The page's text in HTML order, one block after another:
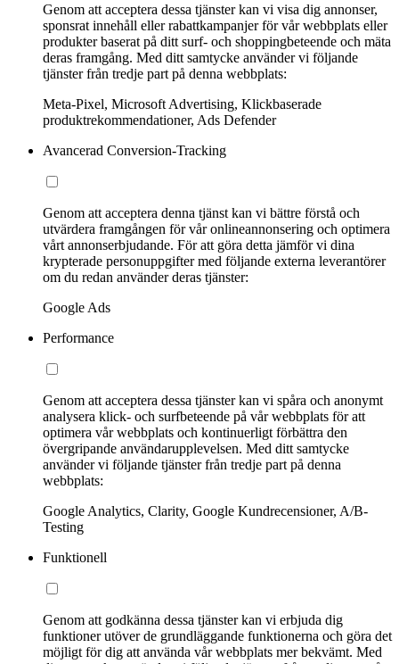
Genom att acceptera dessa tjänster kan vi visa dig annonser,
sponsrat innehåll eller rabattkampanjer för vår webbplats eller
produkter baserat på ditt surf- och shoppingbeteende och mäta
deras framgång. Med ditt samtycke använder vi följande
tjänster från tredje part på denna webbplats:
Meta-Pixel, Microsoft Advertising, Klickbaserade
produktrekommendationer, Ads Defender
Avancerad Conversion-Tracking
Genom att acceptera denna tjänst kan vi bättre förstå och
utvärdera framgången för vår onlineannonsering och optimera
vårt annonserbjudande. För att göra detta jämför vi dina
krypterade personuppgifter med följande externa leverantörer
om du redan använder deras tjänster:
Google Ads
Performance
Genom att acceptera dessa tjänster kan vi spåra och anonymt
analysera klick- och surfbeteende på vår webbplats för att
optimera vår webbplats och kontinuerligt förbättra den
övergripande användarupplevelsen. Med ditt samtycke
använder vi följande tjänster från tredje part på denna
webbplats:
Google Analytics, Clarity, Google Kundrecensioner, A/B-
Testing
Funktionell
Genom att godkänna dessa tjänster kan vi erbjuda dig
funktioner utöver de grundläggande funktionerna och göra det
möjligt för dig att använda vår webbplats mer bekvämt. Med